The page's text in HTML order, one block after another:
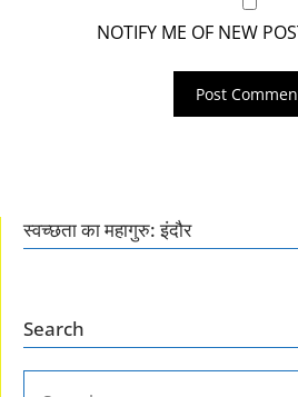
NOTIFY ME OF NEW
स्वच्छता का महागुरु: इंदौर
Search